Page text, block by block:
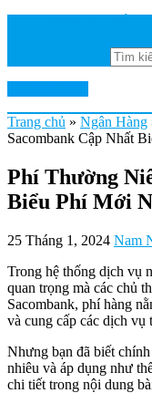
Trang chủ » Ngân Hàng
Sacombank Cập Nhất
Phí Thường
Biểu Phí Mới
25 Tháng 1, 2024 Nam
Trong hệ thống dịch vụ
quan trọng mà các chủ
Sacombank, phí hàng
và cung cấp các dịch vụ
Nhưng bạn đã biết
nhiêu và áp dụng như
chi tiết trong nội dung